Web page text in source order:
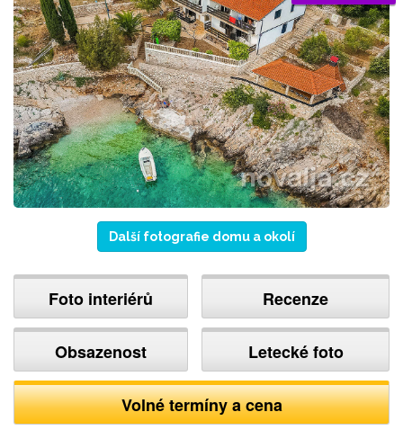
Další fotografie domu a okolí
Foto interiérů
Obsazenost
Recenze
Letecké foto
Volné termíny a cena